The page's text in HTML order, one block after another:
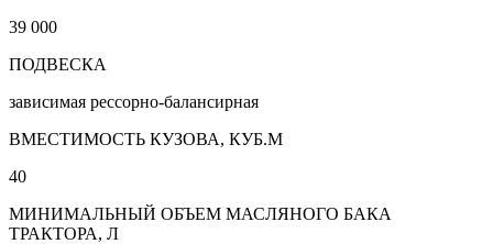
39 000
ПОДВЕСКА
зависимая рессорно-балансирная
ВМЕСТИМОСТЬ КУЗОВА, КУБ.М
40
МИНИМАЛЬНЫЙ ОБЪЕМ МАСЛЯНОГО БАКА
ТРАКТОРА, Л